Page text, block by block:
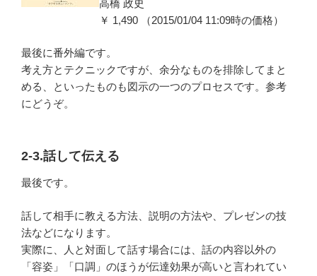
高橋 政史
￥ 1,490 （2015/01/04 11:09時の価格）
最後に番外編です。
考え方とテクニックですが、余分なものを排除してまと
める、といったものも図示の一つのプロセスです。参考
にどうぞ。
2-3.話して伝える
最後です。
話して相手に教える方法、説明の方法や、プレゼンの技
法などになります。
実際に、人と対面して話す場合には、話の内容以外の
「容姿」「口調」のほうが伝達効果が高いと言われてい